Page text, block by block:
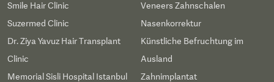
Smile Hair Clinic
Suzermed Clinic
Dr. Ziya Yavuz Hair Transplant
Clinic
Memorial Sisli Hospital Istanbul
Veneers Zahnschalen
Nasenkorrektur
Künstliche Befruchtung im
Ausland
Zahnimplantat